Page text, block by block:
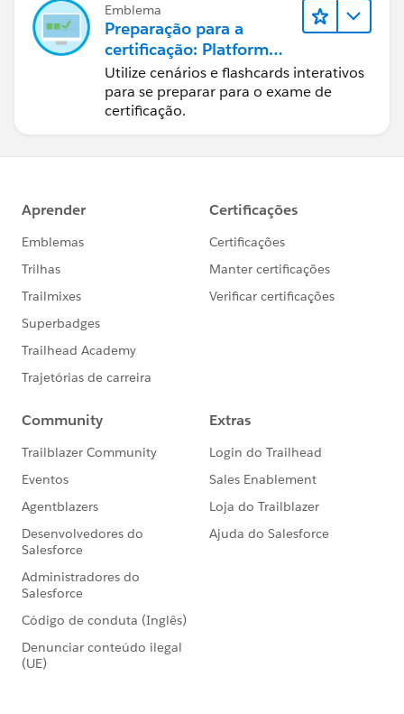
Emblema
Preparação para a
certificação: Platform
Developer: Interface de
usuário
Utilize cenários e flashcards interativos
para se preparar para o exame de
certificação.